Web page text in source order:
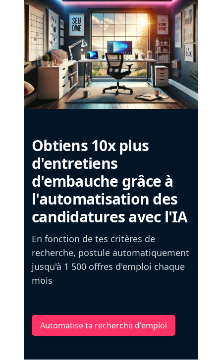
Obtiens 10x plus
d'entretiens
d'embauche grâce à
l'automatisation des
candidatures avec l'IA
En fonction de tes critères de
recherche, postule automatiquement
jusqu'à 1 500 offres d'emploi chaque
mois
Automatise ta recherche d'emploi